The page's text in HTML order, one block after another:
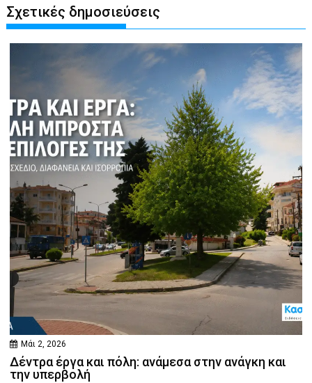
Σχετικές δημοσιεύσεις
Μάι 2, 2026
Δέντρα έργα και πόλη: ανάμεσα στην ανάγκη και
την υπερβολή